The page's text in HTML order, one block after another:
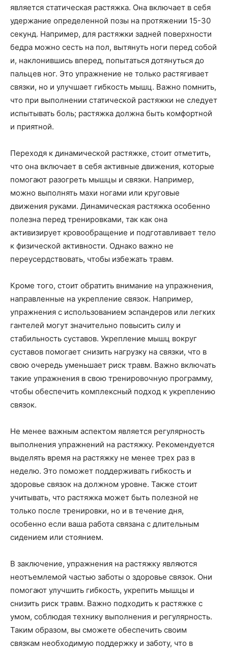
является статическая растяжка. Она включает в себя
удержание определенной позы на протяжении 15-30
секунд. Например, для растяжки задней поверхности
бедра можно сесть на пол, вытянуть ноги перед собой
и, наклонившись вперед, попытаться дотянуться до
пальцев ног. Это упражнение не только растягивает
связки, но и улучшает гибкость мышц. Важно помнить,
что при выполнении статической растяжки не следует
испытывать боль; растяжка должна быть комфортной
и приятной.
Переходя к динамической растяжке, стоит отметить,
что она включает в себя активные движения, которые
помогают разогреть мышцы и связки. Например,
можно выполнять махи ногами или круговые
движения руками. Динамическая растяжка особенно
полезна перед тренировками, так как она
активизирует кровообращение и подготавливает тело
к физической активности. Однако важно не
переусердствовать, чтобы избежать травм.
Кроме того, стоит обратить внимание на упражнения,
направленные на укрепление связок. Например,
упражнения с использованием эспандеров или легких
гантелей могут значительно повысить силу и
стабильность суставов. Укрепление мышц вокруг
суставов помогает снизить нагрузку на связки, что в
свою очередь уменьшает риск травм. Важно включать
такие упражнения в свою тренировочную программу,
чтобы обеспечить комплексный подход к укреплению
связок.
Не менее важным аспектом является регулярность
выполнения упражнений на растяжку. Рекомендуется
выделять время на растяжку не менее трех раз в
неделю. Это поможет поддерживать гибкость и
здоровье связок на должном уровне. Также стоит
учитывать, что растяжка может быть полезной не
только после тренировки, но и в течение дня,
особенно если ваша работа связана с длительным
сидением или стоянием.
В заключение, упражнения на растяжку являются
неотъемлемой частью заботы о здоровье связок. Они
помогают улучшить гибкость, укрепить мышцы и
снизить риск травм. Важно подходить к растяжке с
умом, соблюдая технику выполнения и регулярность.
Таким образом, вы сможете обеспечить своим
связкам необходимую поддержку и заботу, что в